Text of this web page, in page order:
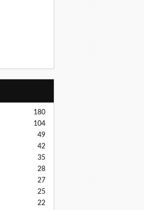
180
104
49
42
35
28
27
25
22